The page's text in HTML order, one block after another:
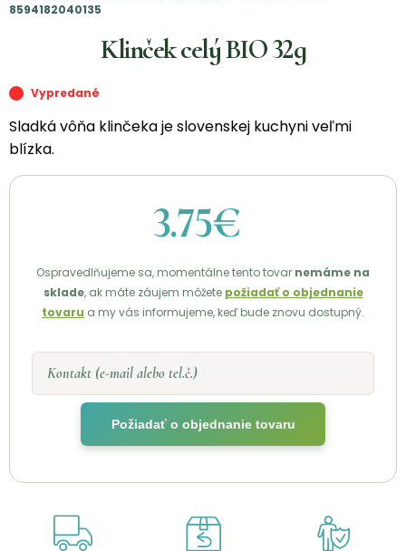
8594182040135
Klinček celý BIO 32g
Vypredané
Sladká vôňa klinčeka je slovenskej kuchyni veľmi
blízka.
3.75€
Ospravedlňujeme sa, momentálne tento tovar nemáme na
sklade, ak máte záujem môžete požiadať o objednanie
tovaru a my vás informujeme, keď bude znovu dostupný.
Kontakt (e-mail alebo tel.č.)
Požiadať o objednanie tovaru